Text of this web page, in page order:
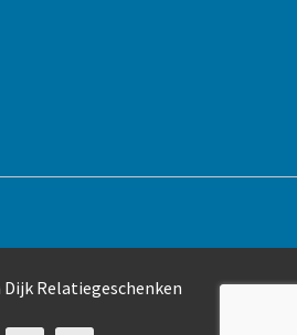
Dijk Relatiegeschenken